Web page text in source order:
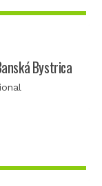
Bystrica